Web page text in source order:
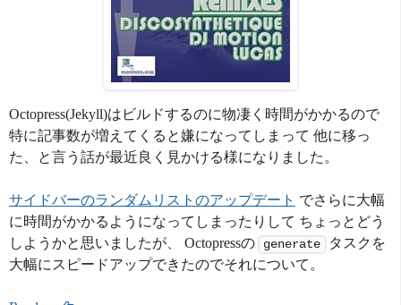
Octopress(Jekyll)はビルドするのに物凄く時間がかかるので
特に記事数が増えてくると嫌になってしまって 他に移っ
た、と言う話が最近良く見かける様になりました。
サイドバーのランダムリストのアップデート でさらに大幅
に時間がかかるようになってしまったりして ちょっとどう
しようかと思いましたが、 Octopressの
generate
タスクを
大幅にスピードアップできたのでそれについて。